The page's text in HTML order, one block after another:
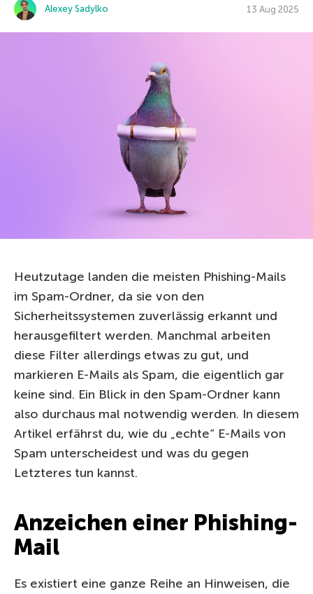
Alexey Sadylko 13 Aug 2025
Heutzutage landen die meisten Phishing-Mails
im Spam-Ordner, da sie von den
Sicherheitssystemen zuverlässig erkannt und
herausgefiltert werden. Manchmal arbeiten
diese Filter allerdings etwas zu gut, und
markieren E-Mails als Spam, die eigentlich gar
keine sind. Ein Blick in den Spam-Ordner kann
also durchaus mal notwendig werden. In diesem
Artikel erfährst du, wie du „echte“ E-Mails von
Spam unterscheidest und was du gegen
Letzteres tun kannst.
Anzeichen einer Phishing-
Mail
Es existiert eine ganze Reihe an Hinweisen, die